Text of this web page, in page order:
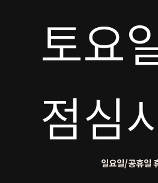
토요
점심
일요일/공휴일